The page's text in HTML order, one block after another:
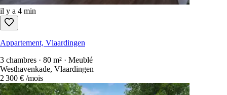
il y a 4 min
Appartement, Vlaardingen
3 chambres · 80 m² · Meublé
Westhavenkade, Vlaardingen
2 300 € /mois